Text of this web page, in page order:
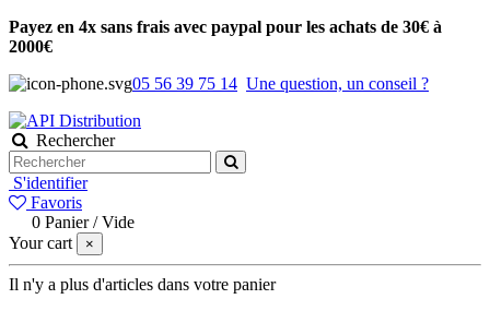
Payez en 4x sans frais avec paypal pour les achats de 30€ à
2000€
05 56 39 75 14 Une question, un conseil ?
Rechercher
S'identifier
Favoris
0 Panier /Vide
Your cart
×
Il n'y a plus d'articles dans votre panier